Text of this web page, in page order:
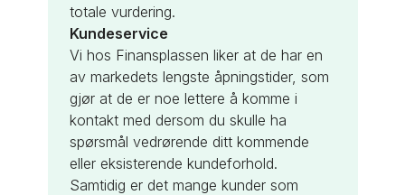
totale vurdering.
Kundeservice
Vi hos Finansplassen liker at de har en
av markedets lengste åpningstider, som
gjør at de er noe lettere å komme i
kontakt med dersom du skulle ha
spørsmål vedrørende ditt kommende
eller eksisterende kundeforhold.
Samtidig er det mange kunder som